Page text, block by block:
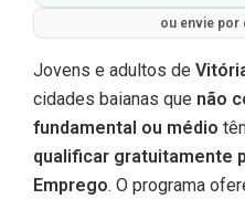
ou envie por
Jovens e adultos de
cidades baianas que não
fundamental ou médio
qualificar gratuitamente
Emprego. O programa